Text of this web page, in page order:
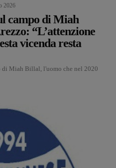
2026
campo di Miah
“L’attenzione
vicenda resta
di Miah Billal, l'uomo che nel 2020